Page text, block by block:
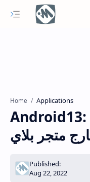
Home Applications
Android13: الآن أصبح من الصعب
متجر بلاي